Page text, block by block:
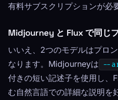
有料サブスクリプションが必
Midjourney と Flux で同じ
いいえ、2つのモデルはプロ
なります。Midjourneyは
--
付きの短い記述子を使用し、
む自然言語での詳細な説明を